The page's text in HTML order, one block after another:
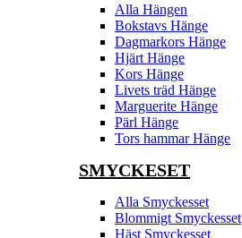
Alla Hängen
Bokstavs Hänge
Dagmarkors Hänge
Hjärt Hänge
Kors Hänge
Livets träd Hänge
Marguerite Hänge
Pärl Hänge
Tors hammar Hänge
SMYCKESET
Alla Smyckesset
Blommigt Smyckesset
Häst Smyckesset